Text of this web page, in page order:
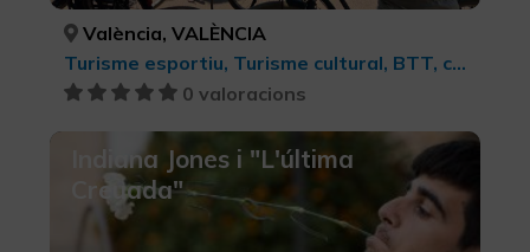
València, VALÈNCIA
Turisme esportiu, Turisme cultural, BTT, cicloturisme i ciclisme
0 valoracions
Indiana Jones i "L'última
Creuada"